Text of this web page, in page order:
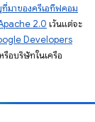
มาของครีเอทีฟคอม
2.0 เว้นแต่จะ
Developers
อบริษัทในเครือ